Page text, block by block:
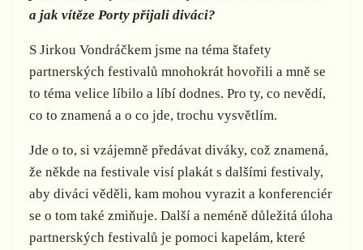
a jak vítěze Porty přijali diváci?
S Jirkou Vondráčkem jsme na téma štafety
partnerských festivalů mnohokrát hovořili a mně se
to téma velice líbilo a líbí dodnes. Pro ty, co nevědí,
co to znamená a o co jde, trochu vysvětlím.
Jde o to, si vzájemně předávat diváky, což znamená,
že někde na festivale visí plakát s dalšími festivaly,
aby diváci věděli, kam mohou vyrazit a konferenciér
se o tom také zmiňuje. Další a neméně důležitá úloha
partnerských festivalů je pomoci kapelám, které